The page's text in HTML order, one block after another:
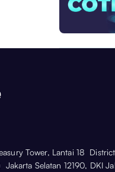
Tower, Lantai 18
Jakarta Selatan 12190, DKI